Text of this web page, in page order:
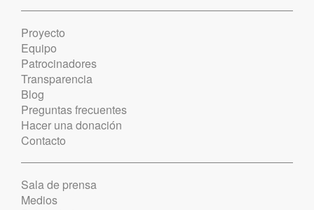
Proyecto
Equipo
Patrocinadores
Transparencia
Blog
Preguntas frecuentes
Hacer una donación
Contacto
Sala de prensa
Medios